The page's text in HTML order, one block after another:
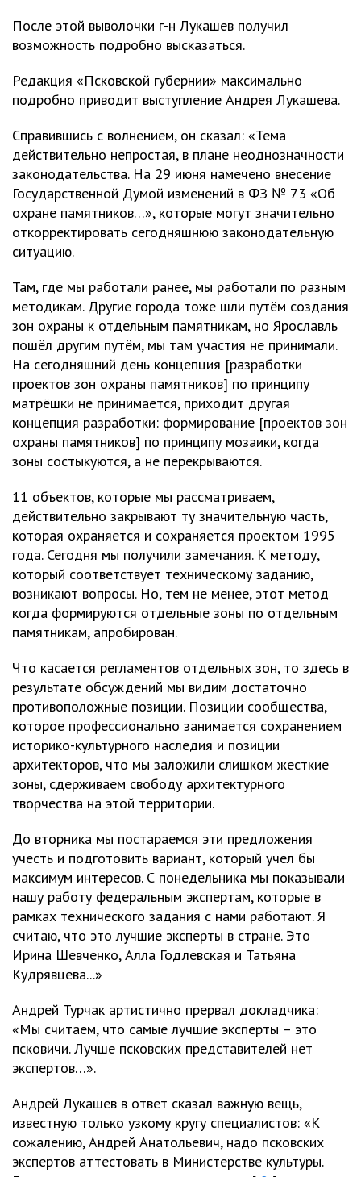
После этой выволочки г-н Лукашев получил
возможность подробно высказаться.
Редакция «Псковской губернии» максимально
подробно приводит выступление Андрея Лукашева.
Справившись с волнением, он сказал: «Тема
действительно непростая, в плане неоднозначности
законодательства. На 29 июня намечено внесение
Государственной Думой изменений в ФЗ № 73 «Об
охране памятников…», которые могут значительно
откорректировать сегодняшнюю законодательную
ситуацию.
Там, где мы работали ранее, мы работали по разным
методикам. Другие города тоже шли путём создания
зон охраны к отдельным памятникам, но Ярославль
пошёл другим путём, мы там участия не принимали.
На сегодняшний день концепция [разработки
проектов зон охраны памятников] по принципу
матрёшки не принимается, приходит другая
концепция разработки: формирование [проектов зон
охраны памятников] по принципу мозаики, когда
зоны состыкуются, а не перекрываются.
11 объектов, которые мы рассматриваем,
действительно закрывают ту значительную часть,
которая охраняется и сохраняется проектом 1995
года. Сегодня мы получили замечания. К методу,
который соответствует техническому заданию,
возникают вопросы. Но, тем не менее, этот метод
когда формируются отдельные зоны по отдельным
памятникам, апробирован.
Что касается регламентов отдельных зон, то здесь в
результате обсуждений мы видим достаточно
противоположные позиции. Позиции сообщества,
которое профессионально занимается сохранением
историко-культурного наследия и позиции
архитекторов, что мы заложили слишком жесткие
зоны, сдерживаем свободу архитектурного
творчества на этой территории.
До вторника мы постараемся эти предложения
учесть и подготовить вариант, который учел бы
максимум интересов. С понедельника мы показывали
нашу работу федеральным экспертам, которые в
рамках технического задания с нами работают. Я
считаю, что это лучшие эксперты в стране. Это
Ирина Шевченко, Алла Годлевская и Татьяна
Кудрявцева...»
Андрей Турчак артистично прервал докладчика:
«Мы считаем, что самые лучшие эксперты – это
псковичи. Лучше псковских представителей нет
экспертов…».
Андрей Лукашев в ответ сказал важную вещь,
известную только узкому кругу специалистов: «К
сожалению, Андрей Анатольевич, надо псковских
экспертов аттестовать в Министерстве культуры.